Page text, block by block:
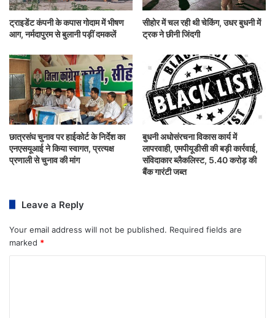
ट्राइडेंट कंपनी के कपास गोदाम में भीषण
आग, नर्मदापुरम से बुलानी पड़ीं दमकलें
सीहोर में चल रही थी चेकिंग, उधर बुधनी में
ट्रक ने छीनी जिंदगी
छात्रसंघ चुनाव पर हाईकोर्ट के निर्देश का
एनएसयूआई ने किया स्वागत, प्रत्यक्ष
प्रणाली से चुनाव की मांग
बुधनी अधोसंरचना विकास कार्य में
लापरवाही, एमपीयूडीसी की बड़ी कार्रवाई,
संविदाकार ब्लैकलिस्ट, 5.40 करोड़ की
बैंक गारंटी जब्त
Leave a Reply
Your email address will not be published. Required fields are
marked *